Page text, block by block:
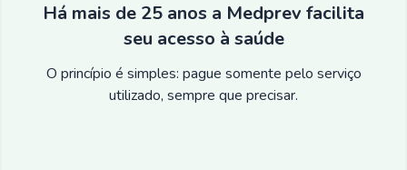
Há mais de 25 anos a Medprev facilita
seu acesso à saúde
O princípio é simples: pague somente pelo serviço
utilizado, sempre que precisar.